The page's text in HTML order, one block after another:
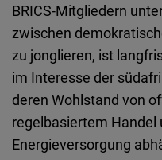
BRICS-Mitgliedern
zwischen
zu jonglieren, ist
im Interesse der
deren Wohlstand von
regelbasiertem Handel
Energieversorgung